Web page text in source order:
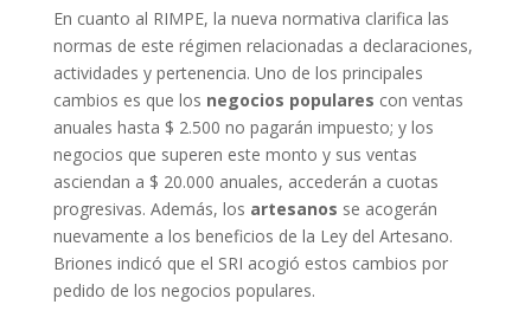
En cuanto al RIMPE, la nueva normativa clarifica las
normas de este régimen relacionadas a declaraciones,
actividades y pertenencia. Uno de los principales
cambios es que los negocios populares con ventas
anuales hasta $ 2.500 no pagarán impuesto; y los
negocios que superen este monto y sus ventas
asciendan a $ 20.000 anuales, accederán a cuotas
progresivas. Además, los artesanos se acogerán
nuevamente a los beneficios de la Ley del Artesano.
Briones indicó que el SRI acogió estos cambios por
pedido de los negocios populares.